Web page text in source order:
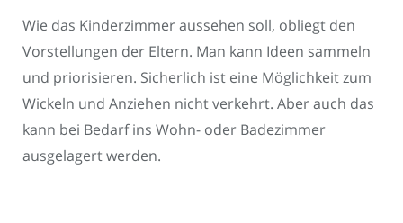
Wie das Kinderzimmer aussehen soll, obliegt den
Vorstellungen der Eltern. Man kann Ideen sammeln
und priorisieren. Sicherlich ist eine Möglichkeit zum
Wickeln und Anziehen nicht verkehrt. Aber auch das
kann bei Bedarf ins Wohn- oder Badezimmer
ausgelagert werden.